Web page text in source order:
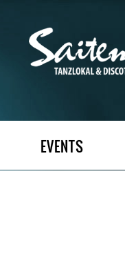
EVENTS